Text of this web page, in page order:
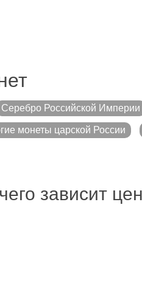
Серебро Российской Империи
монеты царской России
зависит